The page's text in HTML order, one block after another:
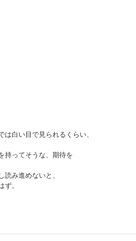
白い目で見られるくらい、
持ってそうな、期待を
み進めないと、
。